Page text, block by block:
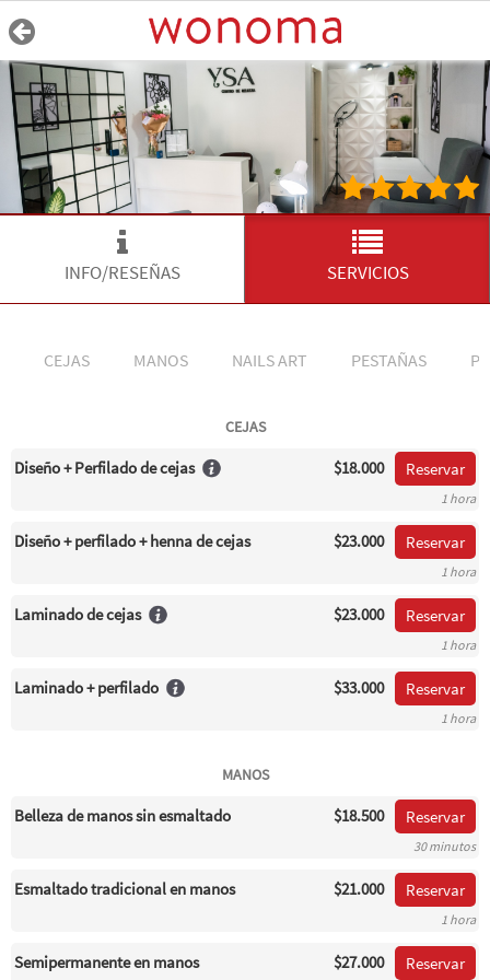
INFO/RESEÑAS SERVICIOS
CEJAS MANOS NAILS ART PESTAÑAS
CEJAS
Diseño + Perfilado de cejas $18.000 Reservar
1 hora
Diseño + perfilado + henna de cejas $23.000 Reservar
1 hora
Laminado de cejas $23.000 Reservar
1 hora
Laminado + perfilado $33.000 Reservar
1 hora
MANOS
Belleza de manos sin esmaltado $18.500 Reservar
30 minutos
Esmaltado tradicional en manos $21.000 Reservar
1 hora
Semipermanente en manos $27.000 Reservar